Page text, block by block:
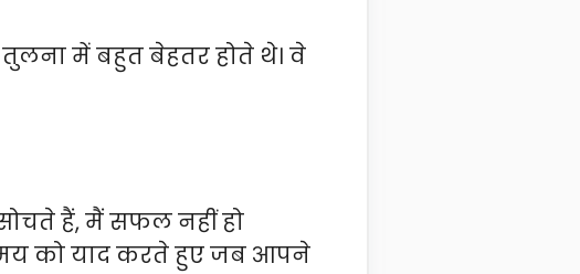
में बहुत बेहतर होते थे। वे
हैं, मैं सफल नहीं हो
को याद करते हुए जब आपने